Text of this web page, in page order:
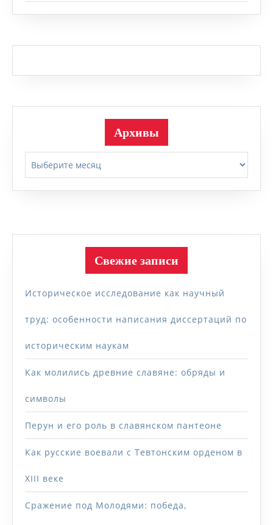
Архивы
Свежие записи
Историческое исследование как научный
труд: особенности написания диссертаций по
историческим наукам
Как молились древние славяне: обряды и
символы
Перун и его роль в славянском пантеоне
Как русские воевали с Тевтонским орденом в
XIII веке
Сражение под Молодями: победа,